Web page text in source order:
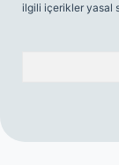
ilgili içerikler yasal